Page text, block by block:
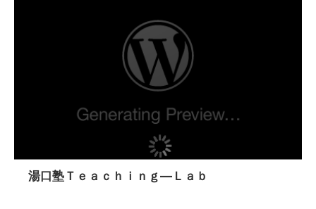
湯口塾Ｔｅａｃｈｉｎｇ―Ｌａｂ